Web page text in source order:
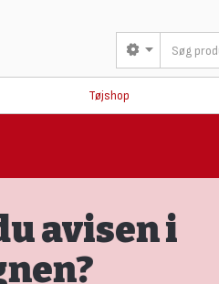
Tøjshop
avisen i